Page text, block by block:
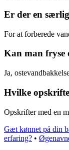
Er der en
For at forberede
Kan man fryse
Ja,
Hvilke
Opskrifter med en
Gæt kønnet på din
erfaring? •